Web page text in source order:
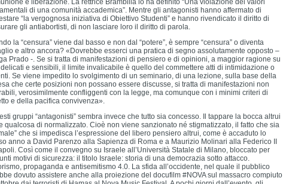
e liberazione. La rettrice Brambilla lo ha definito “Una violazione dei valori
di una comunità accademica”. Mentre gli antagonisti hanno affermato di
“la vergognosa iniziativa di Obiettivo Studenti” e hanno rivendicato il diritto di
gli antiabortisti, di non lasciare loro il diritto di parola.
la “censura” viene dal basso e non dal “potere”, è sempre “censura” o diventa
e altro ancora? «Dovrebbe esserci una pratica di segno assolutamente opposto –
Prado -. Se si tratta di manifestazioni di pensiero e di opinioni, a maggior ragione su
e sensibili, il limite invalicabile è quello del commettere atti di intimidazione o
Se viene impedito lo svolgimento di un seminario, di una lezione, sulla base della
che certe posizioni non possano essere discusse, si tratta di manifestazioni non
verosimilmente confliggenti con la legge, ma comunque con i minimi criteri di
e della pacifica convivenza».
gruppi “antagonisti” sembra invece che tutto sia concesso. Il tappare la bocca altrui
qualcosa di normalizzato. Cioè non viene sanzionato né stigmatizzato, il fatto che sia
che si impedisca l’espressione del libero pensiero altrui, come è accaduto lo
anno a David Parenzo alla Sapienza di Roma e a Maurizio Molinari alla Federico II
Così come il convegno su Israele all’Università Statale di Milano, bloccato per
motivi di sicurezza: il titolo Israele: storia di una democrazia sotto attacco.
propaganda e antisemitismo 4.0. La sfida all’occidente, nel quale il pubblico
dovuto assistere anche alla proiezione del docufilm #NOVA sul massacro compiuto